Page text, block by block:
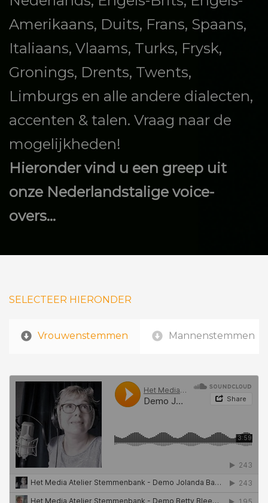
Amerikaans, Duits, Frans, Spaans,
Italiaans, Vlaams, Turks, Frysk,
Gronings, Drents, Twents,
Limburgs en alle andere dialecten,
accenten & talen. Vraag naar de
mogelijkheden!
Hieronder vind u een greep uit
onze Nederlandstalige voice-
overs...
SELECTEER HIERONDER
Vrouwenstemmen Mannenstemmen